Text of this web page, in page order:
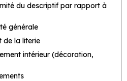
du descriptif par rapport à
générale
de la literie
intérieur (décoration,